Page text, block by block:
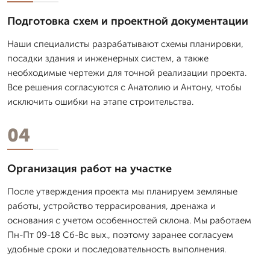
Подготовка схем и проектной документации
Наши специалисты разрабатывают схемы планировки,
посадки здания и инженерных систем, а также
необходимые чертежи для точной реализации проекта.
Все решения согласуются с Анатолию и Антону, чтобы
исключить ошибки на этапе строительства.
04
Организация работ на участке
После утверждения проекта мы планируем земляные
работы, устройство террасирования, дренажа и
основания с учетом особенностей склона. Мы работаем
Пн-Пт 09-18 Сб-Вс вых., поэтому заранее согласуем
удобные сроки и последовательность выполнения.